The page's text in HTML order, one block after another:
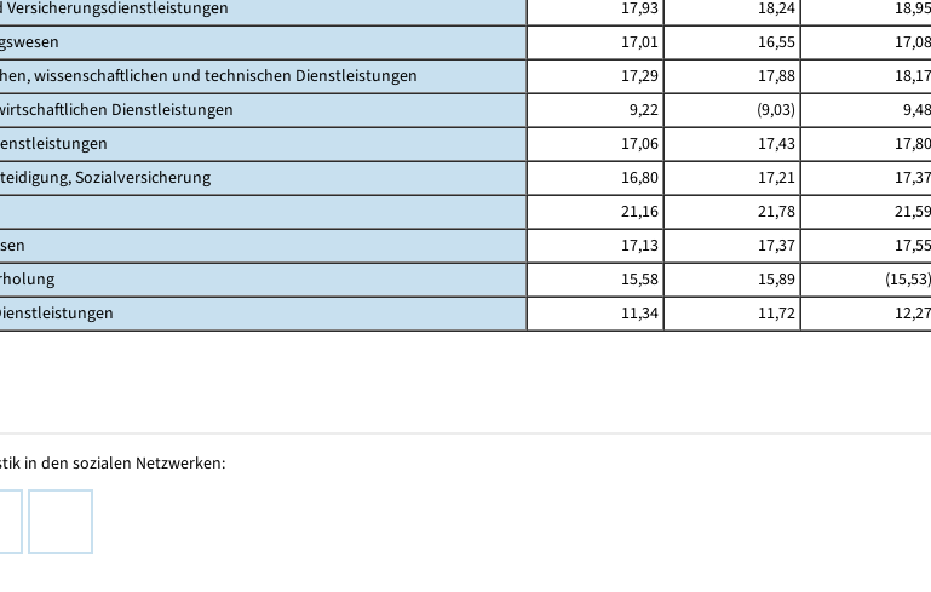
17,93 18,24
18,95
17,01 16,55
17,08
wissenschaftlichen und technischen Dienstleistungen
17,29 17,88
18,17
Dienstleistungen
9,22 (9,03)
9,48
17,06 17,43
17,80
Sozialversicherung
16,80 17,21
17,37
21,16 21,78
21,59
17,13 17,37
17,55
15,58 15,89
(15,53)
11,34 11,72 12,27
in den sozialen Netzwerken: